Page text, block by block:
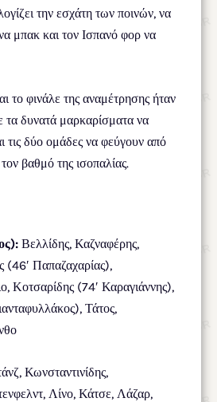
την εσχάτη των ποινών, να
μπακ και τον Ισπανό φορ να
το φινάλε της αναμέτρησης ήταν
τα δυνατά μαρκαρίσματα να
τις δύο ομάδες να φεύγουν από
βαθμό της ισοπαλίας.
Βελλίδης, Καζναφέρης,
(46′ Παπαζαχαρίας),
Κοτσαρίδης (74′ Καραγιάννης),
Τάτος,
Κωνσταντινίδης,
Λίνο, Κάτσε, Λάζαρ,